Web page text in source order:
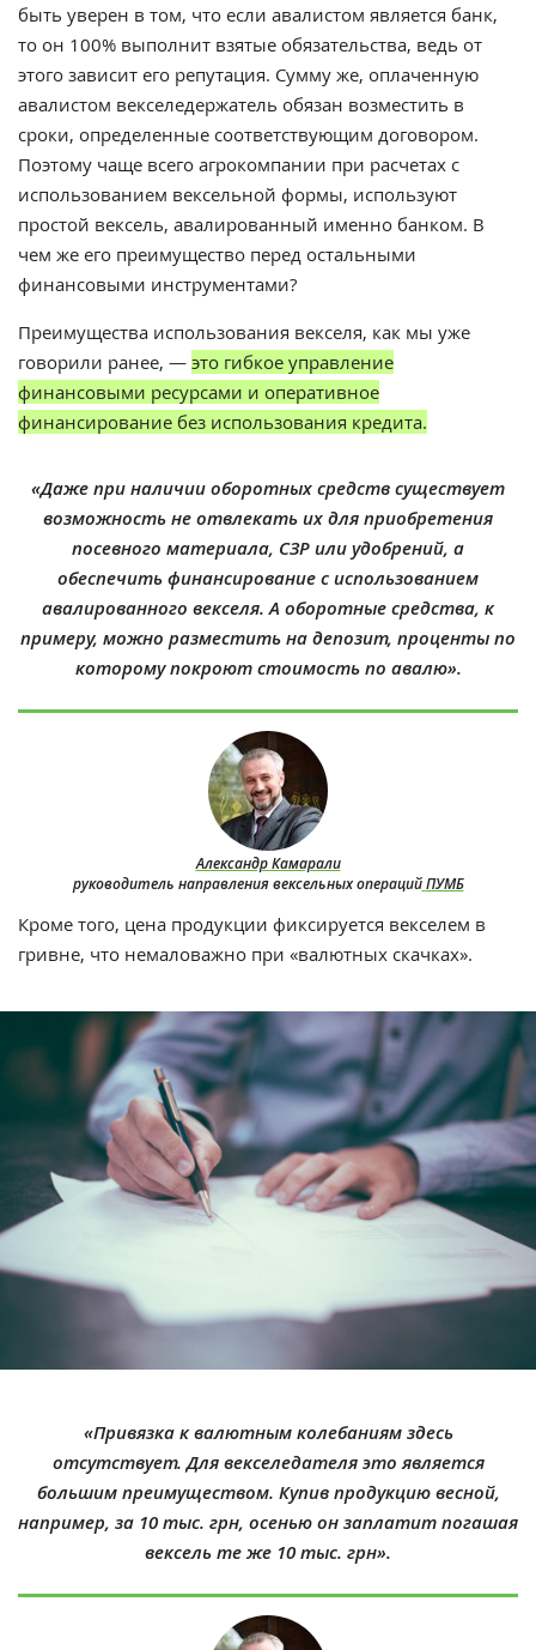
быть уверен в том, что если авалистом является банк,
то он 100% выполнит взятые обязательства, ведь от
этого зависит его репутация. Сумму же, оплаченную
авалистом векселедержатель обязан возместить в
сроки, определенные соответствующим договором.
Поэтому чаще всего агрокомпании при расчетах с
использованием вексельной формы, используют
простой вексель, авалированный именно банком. В
чем же его преимущество перед остальными
финансовыми инструментами?
Преимущества использования векселя, как мы уже
говорили ранее, — это гибкое управление
финансовыми ресурсами и оперативное
финансирование без использования кредита.
Александр Камарали
руководитель направления вексельных операций ПУМБ
«Даже при наличии оборотных средств существует
возможность не отвлекать их для приобретения
посевного материала, СЗР или удобрений, а
обеспечить финансирование с использованием
авалированного векселя. А оборотные средства, к
примеру, можно разместить на депозит, проценты по
которому покроют стоимость по авалю».
Кроме того, цена продукции фиксируется векселем в
гривне, что немаловажно при «валютных ‎скачках».
«Привязка к валютным колебаниям здесь
отсутствует. Для векселедателя это является
большим преимуществом. Купив продукцию весной,
например, за 10 тыс. грн, осенью он заплатит погашая
вексель те же 10 тыс. грн‎».